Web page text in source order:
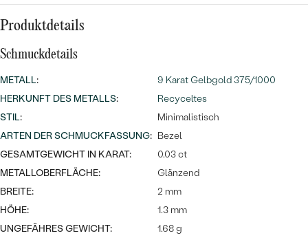
Wave Kollektion
NACH DER FARBE
MASSGEFERTIGTER
Ohrrinnge
ANSEHEN
Personalisierte
Halsketten
Meistverkaufte
Ringe
Produktdetails
Schmuckdetails
METALL:
9 Karat Gelbgold 375/1000
HERKUNFT DES METALLS:
Recyceltes
STIL:
Minimalistisch
ARTEN DER SCHMUCKFASSUNG: Bezel
GESAMTGEWICHT IN KARAT:
0.03 ct
METALLOBERFLÄCHE:
Glänzend
BREITE:
2 mm
HÖHE:
1.3 mm
UNGEFÄHRES GEWICHT:
1.68 g